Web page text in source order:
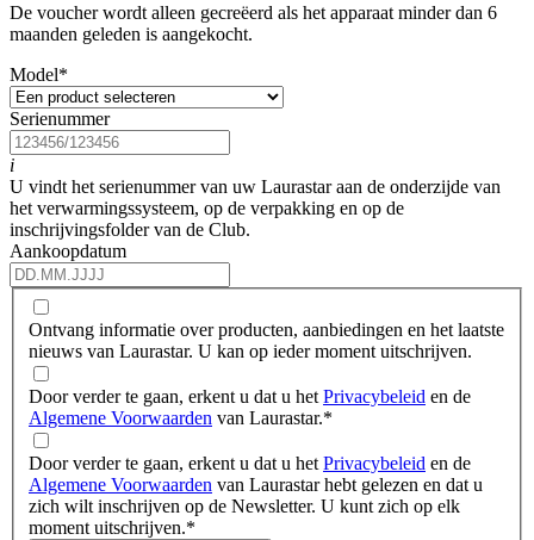
De voucher wordt alleen gecreëerd als het apparaat minder dan 6
maanden geleden is aangekocht.
Model*
Serienummer
i
U vindt het serienummer van uw Laurastar aan de onderzijde van
het verwarmingssysteem, op de verpakking en op de
inschrijvingsfolder van de Club.
Aankoopdatum
Ontvang informatie over producten, aanbiedingen en het laatste
nieuws van Laurastar. U kan op ieder moment uitschrijven.
Door verder te gaan, erkent u dat u het Privacybeleid en de
Algemene Voorwaarden van Laurastar.*
Door verder te gaan, erkent u dat u het Privacybeleid en de
Algemene Voorwaarden van Laurastar hebt gelezen en dat u
zich wilt inschrijven op de Newsletter. U kunt zich op elk
moment uitschrijven.*